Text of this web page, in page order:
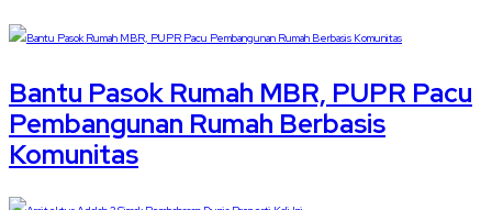
Bantu Pasok Rumah MBR, PUPR Pacu
Pembangunan Rumah Berbasis
Komunitas